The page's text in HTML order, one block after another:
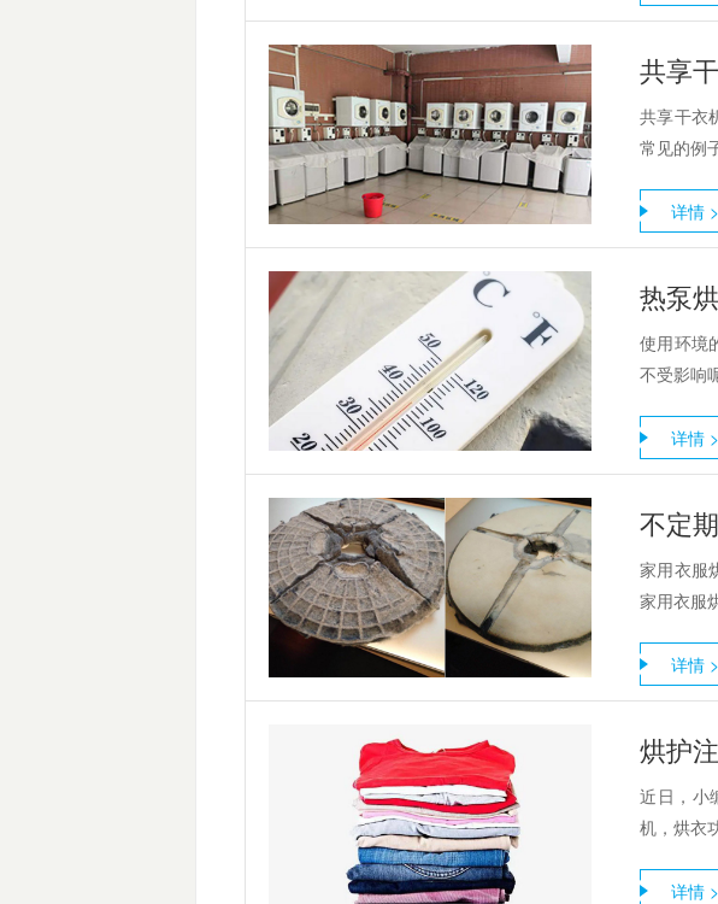
共享
共享干衣
常见的例
详情
热泵
使用环境
不受影响
详情
不定
家用衣服
家用衣服
详情
烘护
近日，小
机，烘衣
详情